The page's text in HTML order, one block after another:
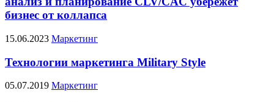
бизнес от коллапса
15.06.2023 Маркетинг
Технологии маркетинга Military Style
05.07.2019 Маркетинг